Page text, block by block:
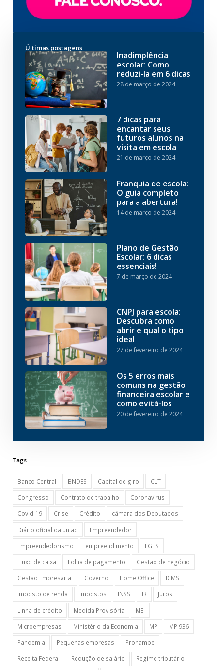
Últimas postagens
Inadimplência
escolar: Como
reduzi-la em 6 dicas
28 de março de 2024
7 dicas para
encantar seus
futuros alunos na
visita em escola
21 de março de 2024
Franquia de escola:
O guia completo
para a abertura!
14 de março de 2024
Plano de Gestão
Escolar: 6 dicas
essenciais!
7 de março de 2024
CNPJ para escola:
Descubra como
abrir e qual o tipo
ideal
27 de fevereiro de 2024
Os 5 erros mais
comuns na gestão
financeira escolar e
como evitá-los
20 de fevereiro de 2024
Tags
Banco Central BNDES Capital de giro
CLT
Congresso
Contrato de trabalho
Coronavírus
Covid-19
Crise Crédito
câmara dos Deputados
Diário oficial da união
Empreendedor
Empreendedorismo
empreendimento
FGTS
Fluxo de caixa
Folha de pagamento
Gestão de negócio
Gestão Empresarial
Governo Home Office
ICMS
Imposto de renda
Impostos INSS IR
Juros
Linha de crédito
Medida Provisória
MEI
Microempresas
Ministério da Economia MP
MP 936
Pandemia
Pequenas empresas
Pronampe
Receita Federal
Redução de salário
Regime tributário